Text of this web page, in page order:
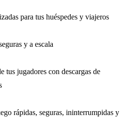
para tus huéspedes y viajeros
y a escala
tus jugadores con descargas de
rápidas, seguras, ininterrumpidas y